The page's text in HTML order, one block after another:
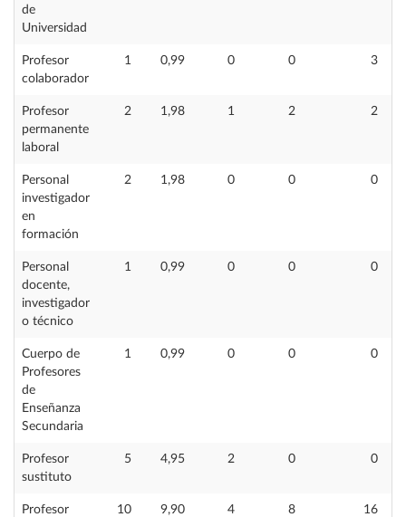
de
Universidad
Profesor
colaborador
1 0,99 0 0 3
Profesor
permanente
laboral
2 1,98 1 2 2
Personal
investigador
en
formación
2 1,98 0 0 0
Personal
docente,
investigador
o técnico
1 0,99 0 0 0
Cuerpo de
Profesores
de
Enseñanza
Secundaria
1 0,99 0 0 0
Profesor
sustituto
5 4,95 2 0 0
Profesor
10 9,90 4 8 16